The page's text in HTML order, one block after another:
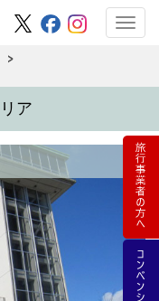
ア